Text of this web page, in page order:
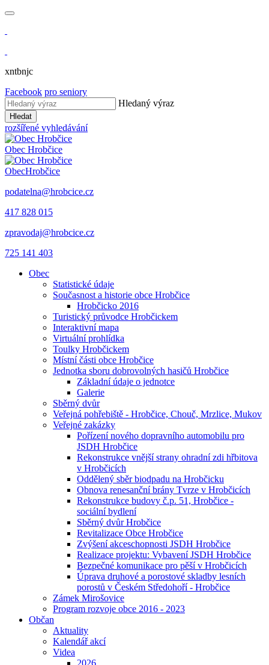
xntbnjc
Facebook pro seniory
Hledaný výraz
Hledat
rozšířené vyhledávání
Obec Hrobčice
ObecHrobčice
podatelna@hrobcice.cz
417 828 015
zpravodaj@hrobcice.cz
725 141 403
Obec
Statistické údaje
Současnost a historie obce Hrobčice
Hrobčicko 2016
Turistický průvodce Hrobčickem
Interaktivní mapa
Virtuální prohlídka
Toulky Hrobčickem
Místní části obce Hrobčice
Jednotka sboru dobrovolných hasičů Hrobčice
Základní údaje o jednotce
Galerie
Sběrný dvůr
Veřejná pohřebiště - Hrobčice, Chouč, Mrzlice, Mukov
Veřejné zakázky
Pořízení nového dopravního automobilu pro
JSDH Hrobčice
Rekonstrukce vnější strany ohradní zdi hřbitova
v Hrobčicích
Oddělený sběr biodpadu na Hrobčicku
Obnova renesanční brány Tvrze v Hrobčicích
Rekonstrukce budovy č.p. 51, Hrobčice -
sociální bydlení
Sběrný dvůr Hrobčice
Revitalizace Obce Hrobčice
Zvýšení akceschopnosti JSDH Hrobčice
Realizace projektu: Vybavení JSDH Hrobčice
Bezpečné komunikace pro pěší v Hrobčicích
Úprava druhové a porostové skladby lesních
porostů v Českém Středohoří - Hrobčice
Zámek Mirošovice
Program rozvoje obce 2016 - 2023
Občan
Aktuality
Kalendář akcí
Videa
2026